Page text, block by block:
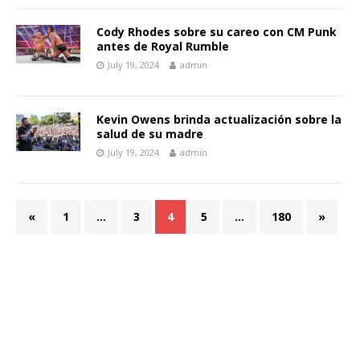
Cody Rhodes sobre su careo con CM Punk
antes de Royal Rumble
July 19, 2024 admin
Kevin Owens brinda actualización sobre la
salud de su madre
July 19, 2024 admin
« 1 … 3 4 5 … 180 »